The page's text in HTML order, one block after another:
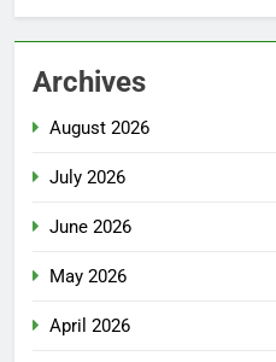
Archives
August 2026
July 2026
June 2026
May 2026
April 2026